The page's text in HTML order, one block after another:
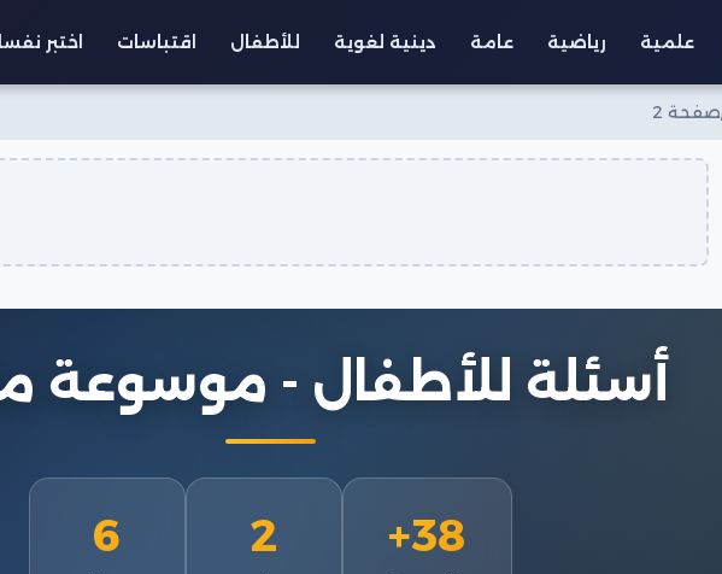
علمية رياضية عامة دينية لغوية للأطفال اقتباسات اختبر
صفحة 2
أسئلة للأطفال - موسوعة
38+
2
6